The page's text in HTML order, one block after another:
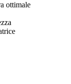
ottimale